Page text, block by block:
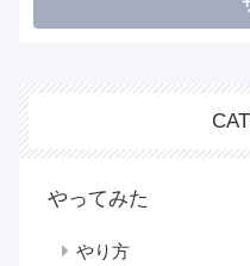
やってみた
やり方